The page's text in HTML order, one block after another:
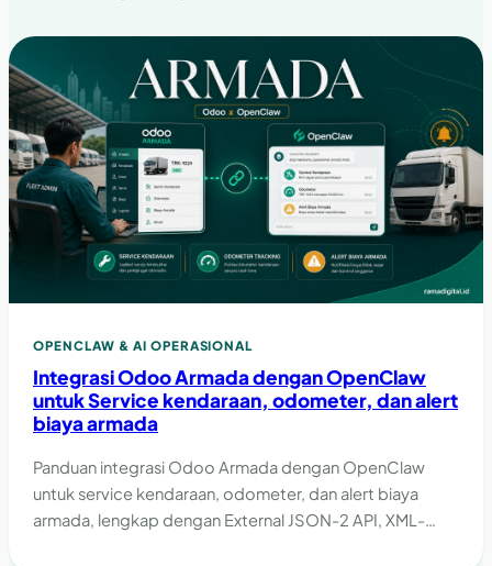
OPENCLAW & AI OPERASIONAL
Integrasi Odoo Armada dengan OpenClaw
untuk Service kendaraan, odometer, dan alert
biaya armada
Panduan integrasi Odoo Armada dengan OpenClaw
untuk service kendaraan, odometer, dan alert biaya
armada, lengkap dengan External JSON-2 API, XML-